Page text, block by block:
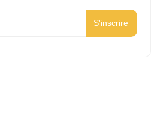
S'inscrire